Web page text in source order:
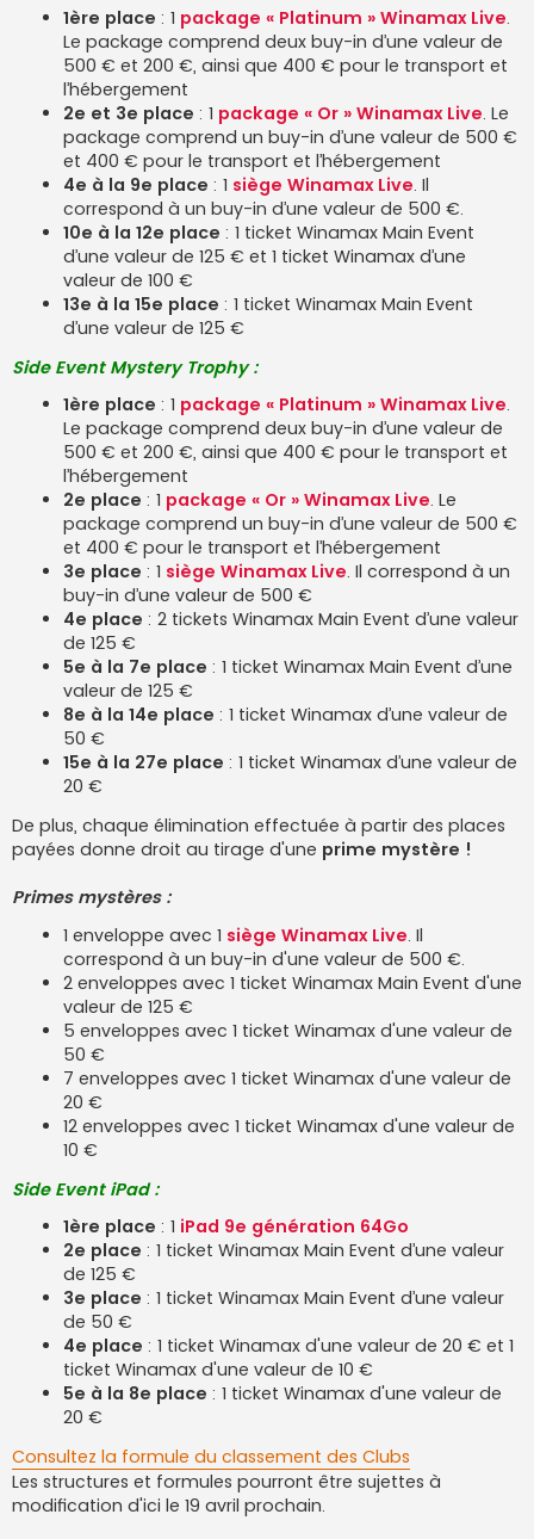
1ère place : 1 package « Platinum » Winamax Live.
Le package comprend deux buy-in d’une valeur de
500 € et 200 €, ainsi que 400 € pour le transport et
l’hébergement
2e et 3e place : 1 package « Or » Winamax Live. Le
package comprend un buy-in d’une valeur de 500 €
et 400 € pour le transport et l’hébergement
4e à la 9e place : 1 siège Winamax Live. Il
correspond à un buy-in d’une valeur de 500 €.
10e à la 12e place : 1 ticket Winamax Main Event
d’une valeur de 125 € et 1 ticket Winamax d’une
valeur de 100 €
13e à la 15e place : 1 ticket Winamax Main Event
d’une valeur de 125 €
Side Event Mystery Trophy :
1ère place : 1 package « Platinum » Winamax Live.
Le package comprend deux buy-in d’une valeur de
500 € et 200 €, ainsi que 400 € pour le transport et
l’hébergement
2e place : 1 package « Or » Winamax Live. Le
package comprend un buy-in d’une valeur de 500 €
et 400 € pour le transport et l’hébergement
3e place : 1 siège Winamax Live. Il correspond à un
buy-in d’une valeur de 500 €
4e place : 2 tickets Winamax Main Event d’une valeur
de 125 €
5e à la 7e place : 1 ticket Winamax Main Event d’une
valeur de 125 €
8e à la 14e place : 1 ticket Winamax d’une valeur de
50 €
15e à la 27e place : 1 ticket Winamax d’une valeur de
20 €
De plus, chaque élimination effectuée à partir des places
payées donne droit au tirage d'une prime mystère !
Primes mystères :
1 enveloppe avec 1 siège Winamax Live. Il
correspond à un buy-in d'une valeur de 500 €.
2 enveloppes avec 1 ticket Winamax Main Event d'une
valeur de 125 €
5 enveloppes avec 1 ticket Winamax d'une valeur de
50 €
7 enveloppes avec 1 ticket Winamax d'une valeur de
20 €
12 enveloppes avec 1 ticket Winamax d'une valeur de
10 €
Side Event iPad :
1ère place : 1 iPad 9e génération 64Go
2e place : 1 ticket Winamax Main Event d’une valeur
de 125 €
3e place : 1 ticket Winamax Main Event d’une valeur
de 50 €
4e place : 1 ticket Winamax d'une valeur de 20 € et 1
ticket Winamax d'une valeur de 10 €
5e à la 8e place : 1 ticket Winamax d'une valeur de
20 €
Consultez la formule du classement des Clubs
Les structures et formules pourront être sujettes à
modification d'ici le 19 avril prochain.